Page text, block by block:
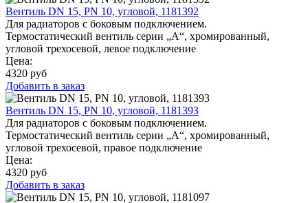
Вентиль DN 15, PN 10, угловой, 1181392
Для радиаторов с боковым подключением.
Термостатический вентиль серии „A“, хромированный,
угловой трехосевой, левое подключение
Цена:
4320 руб
Добавить в заказ
Вентиль DN 15, PN 10, угловой, 1181393
Для радиаторов с боковым подключением.
Термостатический вентиль серии „A“, хромированный,
угловой трехосевой, правое подключение
Цена:
4320 руб
Добавить в заказ